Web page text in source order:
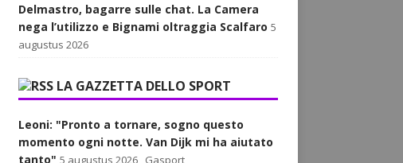
Delmastro, bagarre sulle chat. La Camera
nega l’utilizzo e Bignami oltraggia Scalfaro 5
augustus 2026
LA GAZZETTA DELLO SPORT
Leoni: "Pronto a tornare, sogno questo
momento ogni notte. Van Dijk mi ha aiutato
tanto" 5 augustus 2026 Gasport